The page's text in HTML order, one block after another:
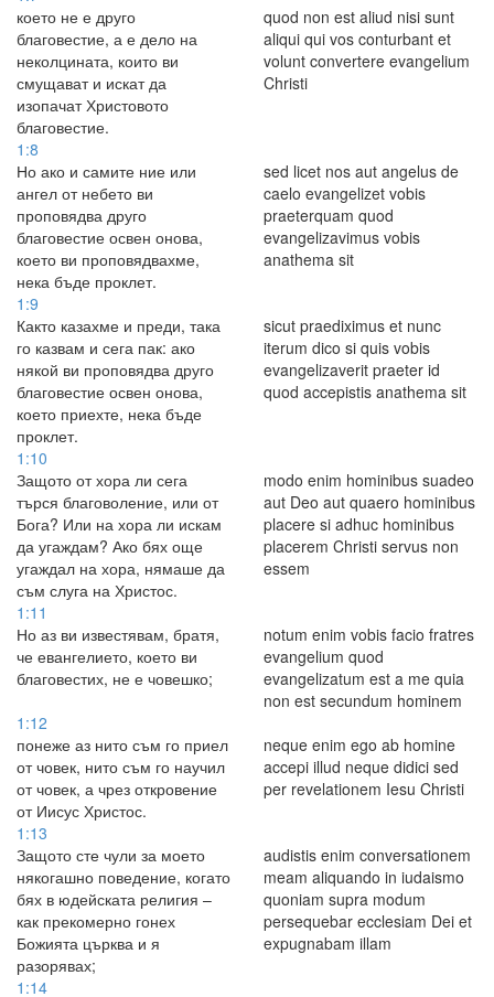
което не е друго
благовестие, а е дело на
неколцината, които ви
смущават и искат да
изопачат Христовото
благовестие.
quod non est aliud nisi sunt
aliqui qui vos conturbant et
volunt convertere evangelium
Christi
1:8
Но ако и самите ние или
ангел от небето ви
проповядва друго
благовестие освен онова,
което ви проповядвахме,
нека бъде проклет.
sed licet nos aut angelus de
caelo evangelizet vobis
praeterquam quod
evangelizavimus vobis
anathema sit
1:9
Както казахме и преди, така
го казвам и сега пак: ако
някой ви проповядва друго
благовестие освен онова,
което приехте, нека бъде
проклет.
sicut praediximus et nunc
iterum dico si quis vobis
evangelizaverit praeter id
quod accepistis anathema sit
1:10
Защото от хора ли сега
търся благоволение, или от
Бога? Или на хора ли искам
да угаждам? Ако бях още
угаждал на хора, нямаше да
съм слуга на Христос.
modo enim hominibus suadeo
aut Deo aut quaero hominibus
placere si adhuc hominibus
placerem Christi servus non
essem
1:11
Но аз ви известявам, братя,
че евангелието, което ви
благовестих, не е човешко;
notum enim vobis facio fratres
evangelium quod
evangelizatum est a me quia
non est secundum hominem
1:12
понеже аз нито съм го приел
от човек, нито съм го научил
от човек, а чрез откровение
от Иисус Христос.
neque enim ego ab homine
accepi illud neque didici sed
per revelationem Iesu Christi
1:13
Защото сте чули за моето
някогашно поведение, когато
бях в юдейската религия –
как прекомерно гонех
Божията църква и я
разорявах;
audistis enim conversationem
meam aliquando in iudaismo
quoniam supra modum
persequebar ecclesiam Dei et
expugnabam illam
1:14